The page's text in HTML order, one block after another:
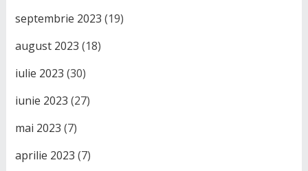
septembrie 2023 (19)
august 2023 (18)
iulie 2023 (30)
iunie 2023 (27)
mai 2023 (7)
aprilie 2023 (7)